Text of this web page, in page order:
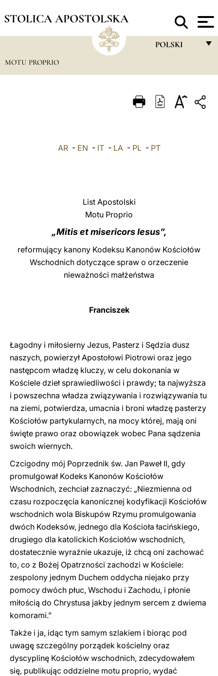
STOLICA APOSTOLSKA
POLSKI
ITALIANO
LATINE
MOTU PROPRIO
AR- EN - IT- LA- PL- PT
List Apostolski
Motu Proprio
„Mitis et misericors Iesus”,
reformujący kanony Kodeksu Kanonów Kościołów
Wschodnich dotyczące spraw o orzeczenie
nieważności małżeństwa
Franciszek
Łagodny i miłosierny Jezus, Pasterz i Sędzia dusz
naszych, powierzył Apostołowi Piotrowi oraz jego
następcom władzę kluczy, w celu dokonania w
Kościele dzieł sprawiedliwości i prawdy; ta najwyższa
i powszechna władza związywania i rozwiązywania tu
na ziemi, potwierdza, umacnia i broni władzę pasterzy
Kościołów partykularnych, na mocy której, mają oni
święte prawo oraz obowiązek wobec Pana sądzenia
swoich wiernych.
Czcigodny mój Poprzednik św. Jan Paweł II, gdy
promulgował Kodeks Kanonów Kościołów
Wschodnich, zechciał zaznaczyć: „Niezmienna od
czasu rozpoczęcia kanonicznej kodyfikacji Kościołów
wschodnich wola Biskupów Rzymu promulgowania
dwóch Kodeksów, jednego dla Kościoła łacińskiego,
drugiego dla katolickich Kościołów wschodnich,
dostatecznie wyraźnie ukazuje, iż chcą oni zachować
to, co z Bożej Opatrzności zachodzi w Kościele:
zespolony jednym Duchem oddycha niejako przy
pomocy dwóch płuc, Wschodu i Zachodu, i płonie
miłością do Chrystusa jakby jednym sercem z dwiema
komorami.”
Także i ja, idąc tym samym szlakiem i biorąc pod
uwagę szczególny porządek kościelny oraz
dyscyplinę Kościołów wschodnich, zdecydowałem
się, publikując oddzielne motu proprio, wydać